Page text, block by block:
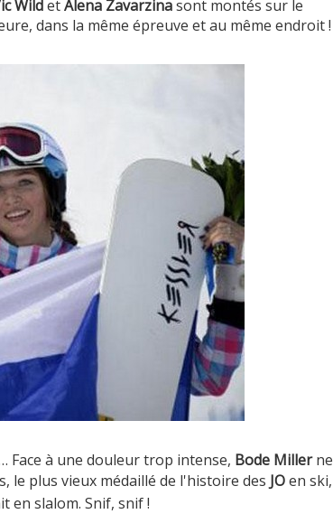
WildetAlena Zavarzinasont montés sur le
dans la même épreuve et au même endroit !
Face à une douleur trop intense, Bode Millerne
le plus vieux médaillé de l'histoire des JOen ski,
en slalom. Snif, snif !